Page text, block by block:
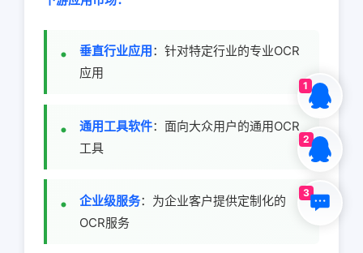
垂直行业应用 ：针对特定行业的专业OCR
应用
通用工具软件：面向大众用户的通用OCR
工具
企业级服务：为企业客户提供定制化的
OCR服务
1
2
3